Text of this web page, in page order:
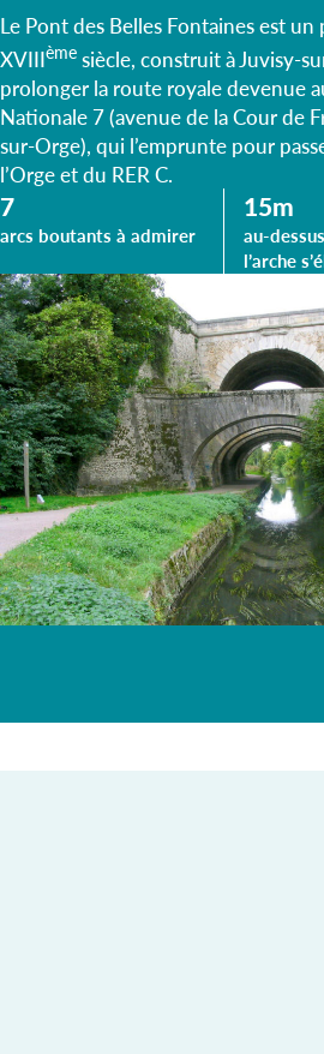
Le Pont des Belles Fontaines est
XVIIIème siècle, construit à Juvisy-
prolonger la route royale devenue
Nationale 7 (avenue de la Cour de
sur-Orge), qui l’emprunte pour
l’Orge et du RER C.
7
arcs boutants à admirer
15m
au-
l’arche